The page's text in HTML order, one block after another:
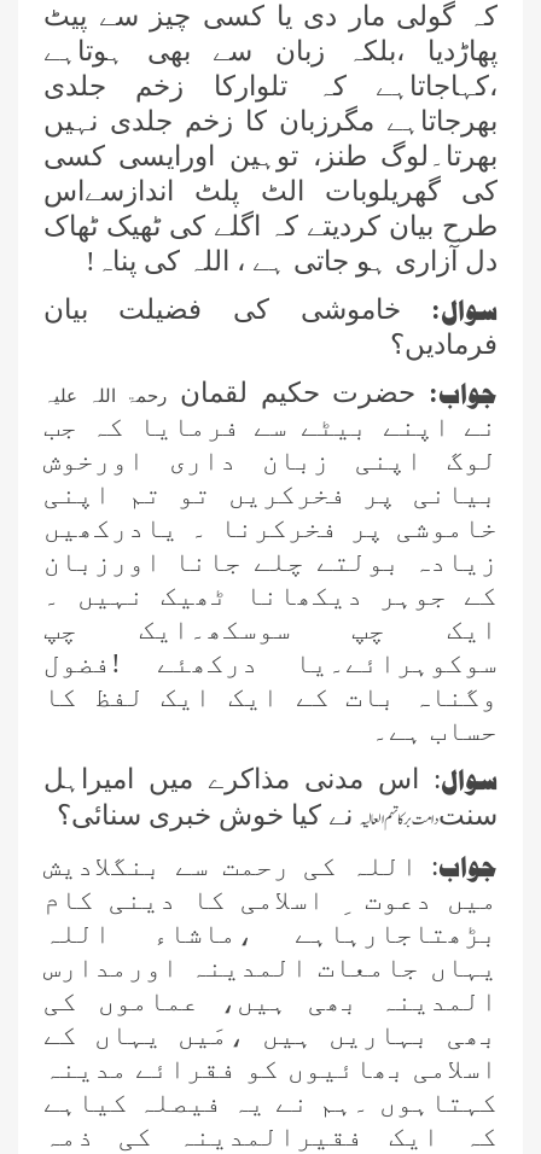
کہ گولی مار دی یا کسی چیز سے پیٹ
پھاڑدیا ،بلکہ زبان سے بھی ہوتاہے
،کہاجاتاہے کہ تلوارکا زخم جلدی
بھرجاتاہے مگرزبان کا زخم جلدی نہیں
بھرتا۔لوگ طنز، توہین اورایسی کسی
کی گھریلوبات الٹ پلٹ اندازسےاس
طرح بیان کردیتے کہ اگلے کی ٹھیک ٹھاک
دل آزاری ہو جاتی ہے ، اللہ کی پناہ!
سوال: خاموشی کی فضیلت بیان
فرمادیں؟
جواب: حضرت حکیم لقمان رحمۃ اللہ علیہ
نے اپنے بیٹے سے فرمایا کہ جب
لوگ اپنی زبان داری اورخوش
بیانی پر فخرکریں تو تم اپنی
خاموشی پر فخرکرنا ۔ یادرکھیں
زیادہ بولتے چلے جانا اورزبان
کے جوہر دیکھانا ٹھیک نہیں ۔
ایک چپ سوسکھ۔ایک چپ
سوکوہرائے۔یا درکھئے !فضول
وگناہ بات کے ایک ایک لفظ کا
حساب ہے۔
سوال: اس مدنی مذاکرے میں امیراہل
سنتدامت برکاتہم العالیہنے کیا خوش خبری سنائی؟
جواب: اللہ کی رحمت سے بنگلادیش
میں دعوت ِ اسلامی کا دینی کام
بڑھتاجارہاہے ،ماشاء اللہ
یہاں جامعات المدینہ اورمدارس
المدینہ بھی ہیں، عماموں کی
بھی بہاریں ہیں ،مَیں یہاں کے
اسلامی بھائیوں کو فقرائے مدینہ
کہتاہوں ۔ہم نے یہ فیصلہ کیاہے
کہ ایک فقیرالمدینہ کی ذمہ